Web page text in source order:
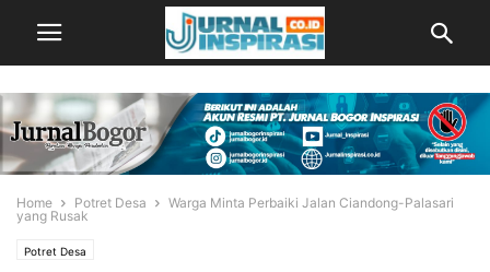
Home Potret Desa
Warga Minta Perbaiki Jalan Ciandong-Palasari
yang Rusak
Potret Desa